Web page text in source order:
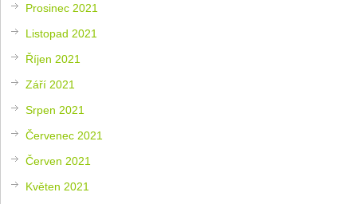
Prosinec 2021
Listopad 2021
Říjen 2021
Září 2021
Srpen 2021
Červenec 2021
Červen 2021
Květen 2021